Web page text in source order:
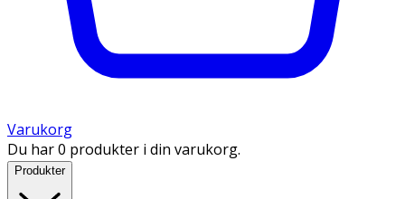
Varukorg
Du har 0 produkter i din varukorg.
Produkter